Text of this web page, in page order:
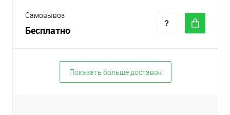
Самовывоз
Бесплатно
Показать больше доставок